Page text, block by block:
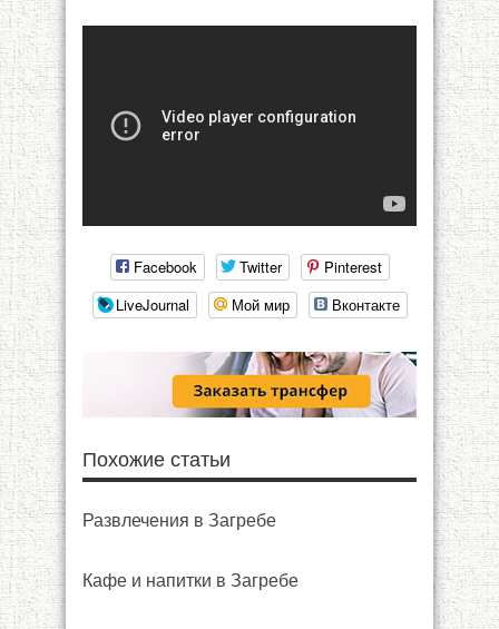
Facebook Twitter
Pinterest
LiveJournal
Мой мир Вконтакте
Похожие статьи
Развлечения в Загребе
Кафе и напитки в Загребе